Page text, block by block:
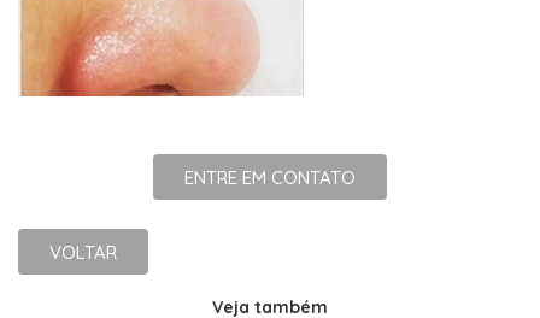
ENTRE EM CONTATO
VOLTAR
Veja também